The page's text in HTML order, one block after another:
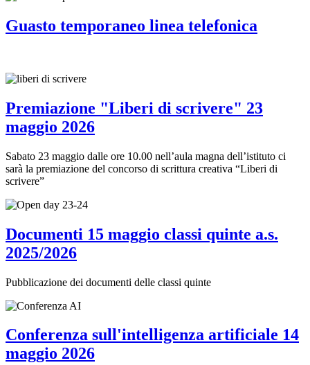
Guasto temporaneo linea telefonica
Premiazione "Liberi di scrivere" 23
maggio 2026
Sabato 23 maggio dalle ore 10.00 nell’aula magna dell’istituto ci
sarà la premiazione del concorso di scrittura creativa “Liberi di
scrivere”
Documenti 15 maggio classi quinte a.s.
2025/2026
Pubblicazione dei documenti delle classi quinte
Conferenza sull'intelligenza artificiale 14
maggio 2026